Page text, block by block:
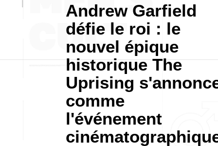
Andrew Garfield
défie le roi : le
nouvel épique
historique The
Uprising
comme
l'événement